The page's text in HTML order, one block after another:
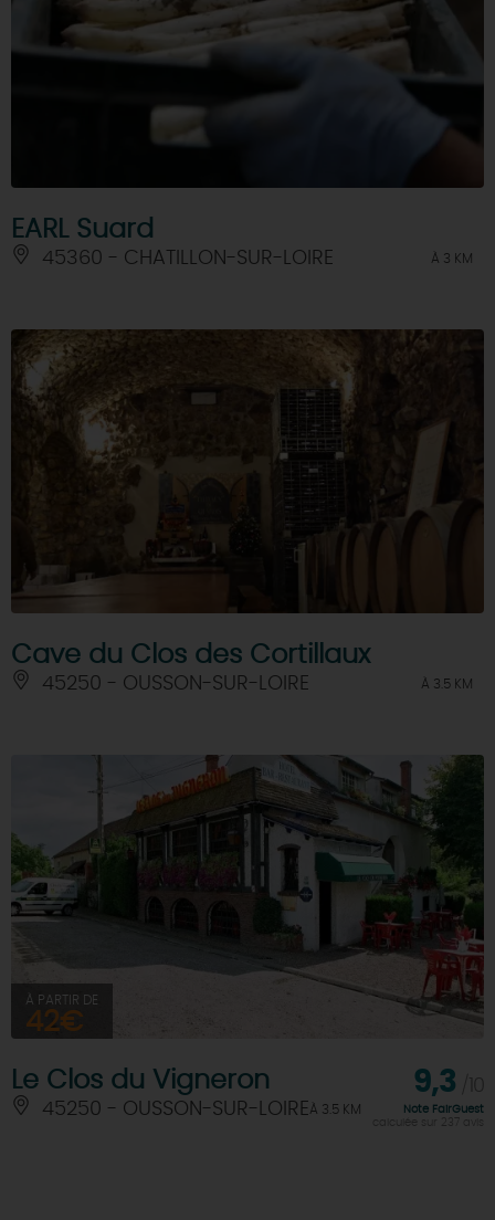
EARL Suard
45360 - CHATILLON-SUR-LOIRE À 3 KM
Cave du Clos des Cortillaux
45250 - OUSSON-SUR-LOIRE À 3.5 KM
À PARTIR DE
42€
Le Clos du Vigneron
45250 - OUSSON-SUR-LOIRE À 3.5 KM
9,3
Note FairGuest
calculée sur 237 avis